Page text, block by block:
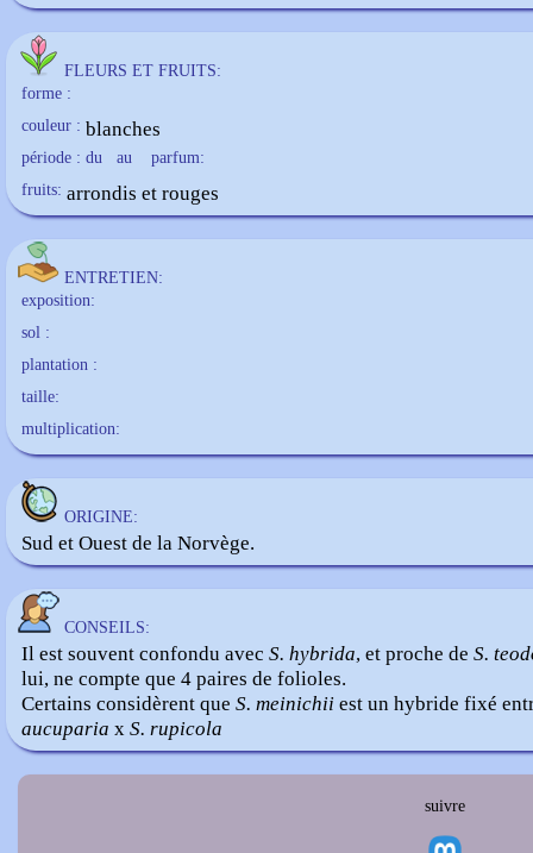
FLEURS ET FRUITS:
forme :
couleur : blanches
période : du au
parfum:
fruits: arrondis et rouges
ENTRETIEN:
exposition:
sol :
plantation :
taille:
multiplication:
ORIGINE:
Sud et Ouest de la Norvège.
CONSEILS:
Il est souvent confondu avec S. hybrida, et proche de S.
lui, ne compte que 4 paires de folioles.
Certains considèrent que S. meinichii est un hybride fixé
aucuparia x S. rupicola
suivre